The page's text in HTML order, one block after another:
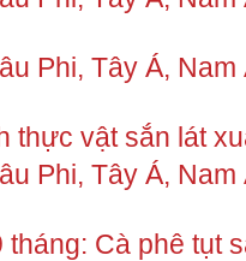
Phi, Tây Á,
thực vật sắn lát
Phi, Tây Á,
Cà phê tụt